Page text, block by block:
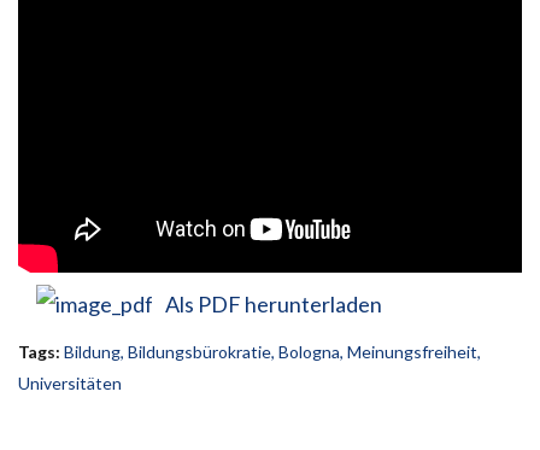
Als PDF herunterladen
Tags: Bildung, Bildungsbürokratie, Bologna, Meinungsfreiheit,
Universitäten